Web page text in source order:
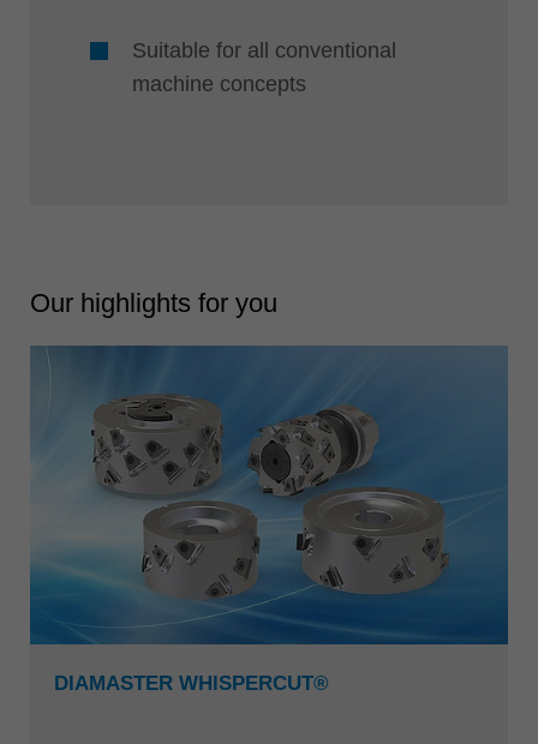
Suitable for all conventional
machine concepts
Our highlights for you
DIAMASTER WHISPERCUT®